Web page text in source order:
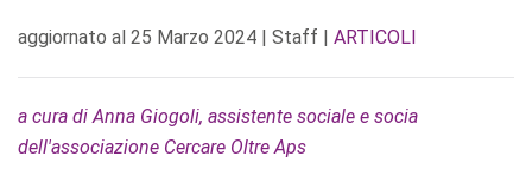
aggiornato al 25 Marzo 2024 | Staff | ARTICOLI
a cura di Anna Giogoli, assistente sociale e socia
dell'associazione Cercare Oltre Aps